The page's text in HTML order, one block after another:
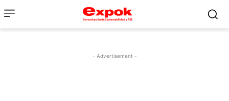
- Advertisement -